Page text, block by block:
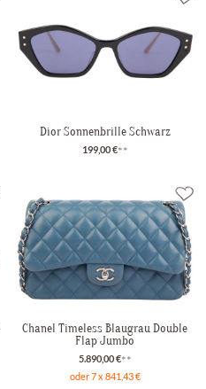
Dior Sonnenbrille Schwarz
199,00 €**
Chanel Timeless Blaugrau Double
Flap Jumbo
oder 7 x 841,43 €
5.890,00 €**